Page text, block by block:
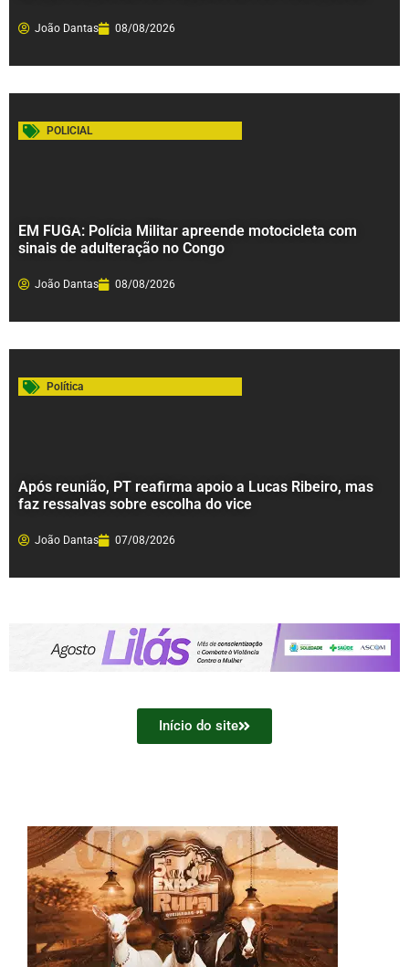
João Dantas 08/08/2026
POLICIAL
EM FUGA: Polícia Militar apreende motocicleta com
sinais de adulteração no Congo
João Dantas 08/08/2026
Política
Após reunião, PT reafirma apoio a Lucas Ribeiro, mas
faz ressalvas sobre escolha do vice
João Dantas 07/08/2026
Início do site